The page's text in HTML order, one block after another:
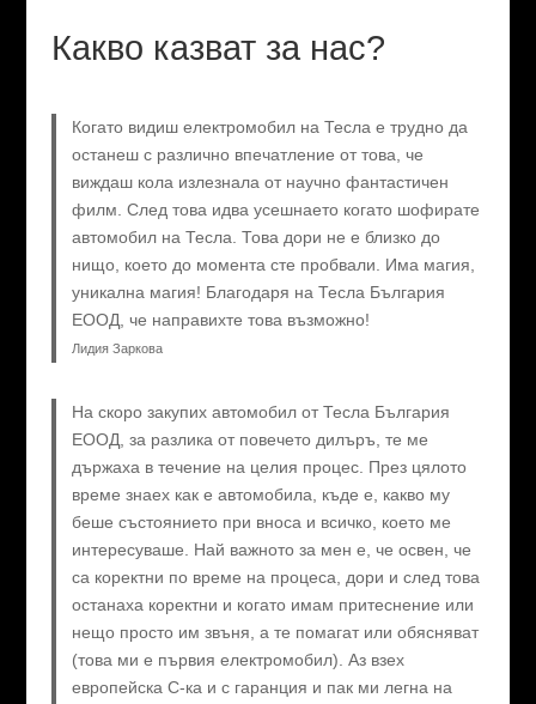
Какво казват за нас?
Когато видиш електромобил на Тесла е трудно да
останеш с различно впечатление от това, че
виждаш кола излезнала от научно фантастичен
филм. След това идва усешнаето когато шофирате
автомобил на Тесла. Това дори не е близко до
нищо, което до момента сте пробвали. Има магия,
уникална магия! Благодаря на Тесла България
ЕООД, че направихте това възможно!
Лидия Заркова
На скоро закупих автомобил от Тесла България
ЕООД, за разлика от повечето дилъръ, те ме
държаха в течение на целия процес. През цялото
време знаех как е автомобила, къде е, какво му
беше състоянието при вноса и всичко, което ме
интересуваше. Най важното за мен е, че освен, че
са коректни по време на процеса, дори и след това
останаха коректни и когато имам притеснение или
нещо просто им звъня, а те помагат или обясняват
(това ми е първия електромобил). Аз взех
европейска C-ка и с гаранция и пак ми легна на